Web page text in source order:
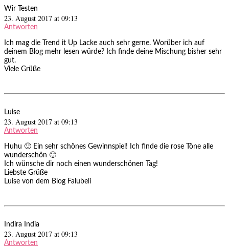
Wir Testen
23. August 2017 at 09:13
Antworten
Ich mag die Trend it Up Lacke auch sehr gerne. Worüber ich auf
deinem Blog mehr lesen würde? Ich finde deine Mischung bisher sehr
gut.
Viele Grüße
Luise
23. August 2017 at 09:13
Antworten
Huhu 🙂 Ein sehr schönes Gewinnspiel! Ich finde die rose Töne alle
wunderschön 🙂
Ich wünsche dir noch einen wunderschönen Tag!
Liebste Grüße
Luise von dem Blog Falubeli
Indira India
23. August 2017 at 09:13
Antworten